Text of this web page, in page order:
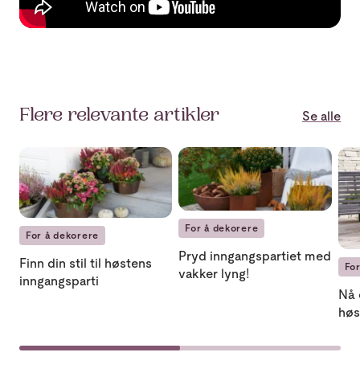
Flere relevante artikler Se alle
Finn din stil til høstens inngangsparti
For å dekorere
Finn din stil til høstens
inngangsparti
Pryd inngangspartiet med
For å dekorere
Pryd inngangspartiet med
vakker lyng!
Nå